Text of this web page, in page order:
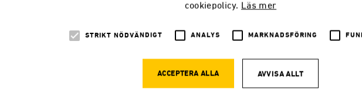
cookiepolicy. Läs mer
STRIKT NÖDVÄNDIGT ANALYS MARKNADSFÖRING
ACCEPTERA ALLA AVVISA ALLT